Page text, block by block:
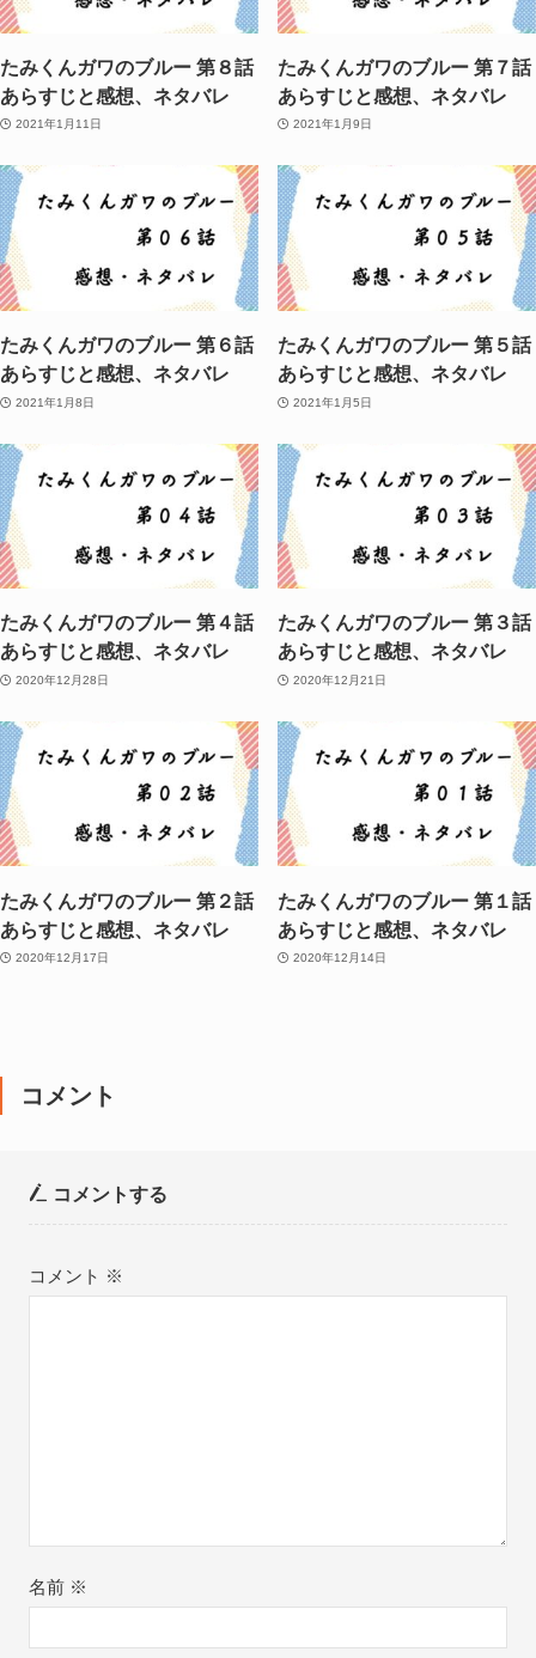
たみくんガワのブルー 第８話
あらすじと感想、ネタバレ
2021年1月11日
たみくんガワのブルー 第７話
あらすじと感想、ネタバレ
2021年1月9日
たみくんガワのブルー 第６話
あらすじと感想、ネタバレ
2021年1月8日
たみくんガワのブルー 第５話
あらすじと感想、ネタバレ
2021年1月5日
たみくんガワのブルー 第４話
あらすじと感想、ネタバレ
2020年12月28日
たみくんガワのブルー 第３話
あらすじと感想、ネタバレ
2020年12月21日
たみくんガワのブルー 第２話
あらすじと感想、ネタバレ
2020年12月17日
たみくんガワのブルー 第１話
あらすじと感想、ネタバレ
2020年12月14日
コメント
コメントする
コメント ※
名前 ※